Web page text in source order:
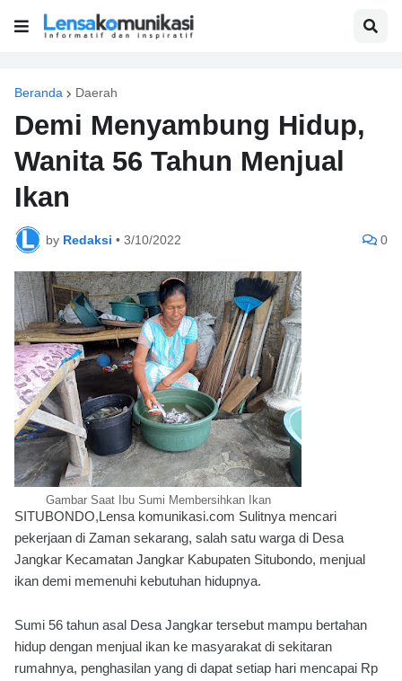
Beranda Daerah
Demi Menyambung Hidup,
Wanita 56 Tahun Menjual
Ikan
by Redaksi • 3/10/2022 0
Gambar Saat Ibu Sumi Membersihkan Ikan
SITUBONDO,Lensa komunikasi.com Sulitnya mencari
pekerjaan di Zaman sekarang, salah satu warga di Desa
Jangkar Kecamatan Jangkar Kabupaten Situbondo, menjual
ikan demi memenuhi kebutuhan hidupnya.
Sumi 56 tahun asal Desa Jangkar tersebut mampu bertahan
hidup dengan menjual ikan ke masyarakat di sekitaran
rumahnya, penghasilan yang di dapat setiap hari mencapai Rp